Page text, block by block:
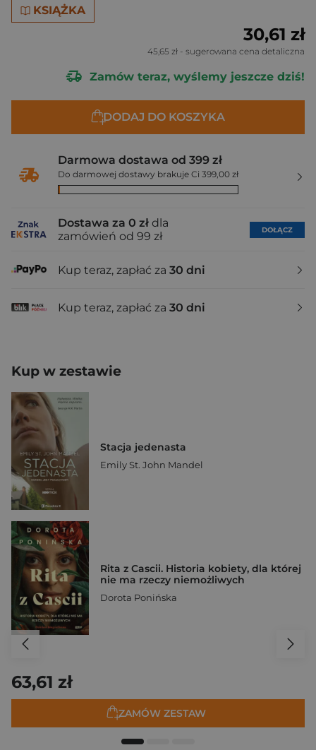
KSIĄŻKA
30,61 zł
45,65 zł - sugerowana cena detaliczna
Zamów teraz, wyślemy jeszcze dziś!
DODAJ DO KOSZYKA
Darmowa dostawa od 399 zł
Do darmowej dostawy brakuje Ci 399,00 zł
Dostawa za 0 zł dla
zamówień od 99 zł
DOŁĄCZ
Kup teraz, zapłać za 30 dni
Kup teraz, zapłać za 30 dni
Kup w zestawie
Stacja jedenasta
Emily St. John Mandel
Rita z Cascii. Historia kobiety, dla której
nie ma rzeczy niemożliwych
Dorota Ponińska
63,61 zł
ZAMÓW ZESTAW